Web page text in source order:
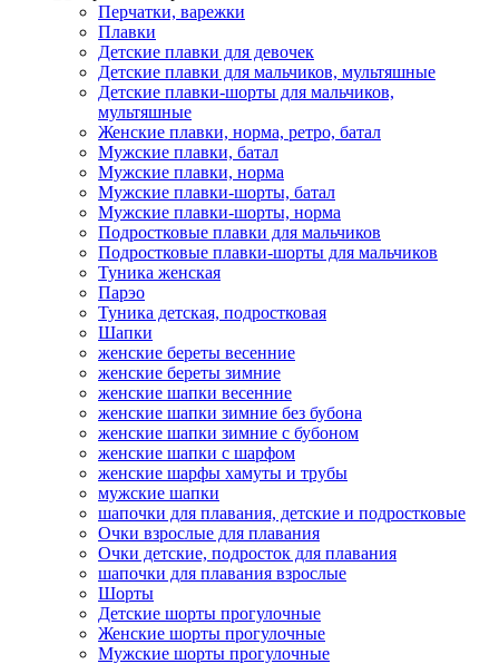
Перчатки, варежки
Плавки
Детские плавки для девочек
Детские плавки для мальчиков, мультяшные
Детские плавки-шорты для мальчиков,
мультяшные
Женские плавки, норма, ретро, батал
Мужские плавки, батал
Мужские плавки, норма
Мужские плавки-шорты, батал
Мужские плавки-шорты, норма
Подростковые плавки для мальчиков
Подростковые плавки-шорты для мальчиков
Туникa женская
Парэо
Туника детская, подростковая
Шапки
женские береты весенние
женские береты зимние
женские шапки весенние
женские шапки зимние без бубона
женские шапки зимние с бубоном
женские шапки с шарфом
женские шарфы хамуты и трубы
мужские шапки
шапочки для плавания, детские и подростковые
Очки взрослые для плавания
Очки детские, подросток для плавания
шапочки для плавания взрослые
Шорты
Детские шорты прогулочные
Женские шорты прогулочные
Мужские шорты прогулочные